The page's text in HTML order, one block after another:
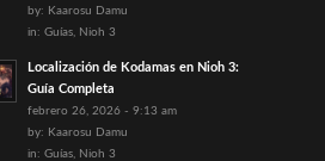
by: Kaarosu Damu
in: Guías, Nioh 3
Localización de Kodamas en Nioh 3:
Guía Completa
febrero 26, 2026 - 9:13 am
by: Kaarosu Damu
in: Guías, Nioh 3